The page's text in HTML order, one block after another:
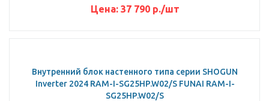
Цена: 37 790р./шт
Внутренний блок настенного типа серии SHOGUN
Inverter 2024 RAM-I-SG25HP.W02/S FUNAI RAM-I-
SG25HP.W02/S